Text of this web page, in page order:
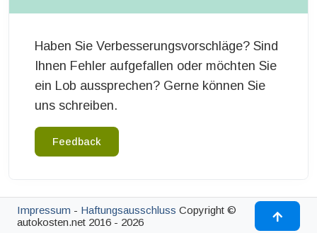
Haben Sie Verbesserungsvorschläge? Sind
Ihnen Fehler aufgefallen oder möchten Sie
ein Lob aussprechen? Gerne können Sie
uns schreiben.
Feedback
Impressum - Haftungsausschluss Copyright ©
autokosten.net 2016 - 2026